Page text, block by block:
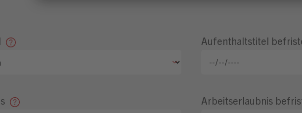
Aufenthaltstitel
Arbeitserlaubnis